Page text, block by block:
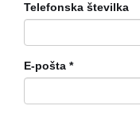
Telefonska številka
E-pošta